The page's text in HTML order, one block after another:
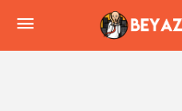
Herkes onu konuşuyor!